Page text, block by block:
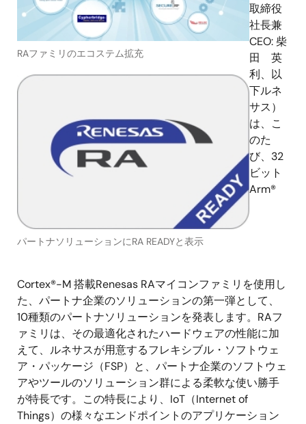
RAファミリのエコステム拡充
パートナソリューションにRA READYと表示
取締役
社長兼
CEO: 柴
田 英
利、以
下ルネ
サス）
は、こ
のた
び、32
ビット
Arm®
Cortex®-M 搭載Renesas RAマイコンファミリを使用し
た、パートナ企業のソリューションの第一弾として、
10種類のパートナソリューションを発表します。RAフ
ァミリは、その最適化されたハードウェアの性能に加
えて、ルネサスが用意するフレキシブル・ソフトウェ
ア・パッケージ（FSP）と、パートナ企業のソフトウェ
アやツールのソリューション群による柔軟な使い勝手
が特長です。この特長により、IoT（Internet of
Things）の様々なエンドポイントのアプリケーション